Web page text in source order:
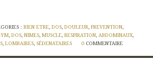
: BIEN ETRE, DOS, DOULEUR, PREVENTION,
,DOS,NIMES,MUSCLE,RESPIRATION,ABDOMINAUX,
, LOMBAIRES, SÉDENATAIRES 0 COMMENTAIRE